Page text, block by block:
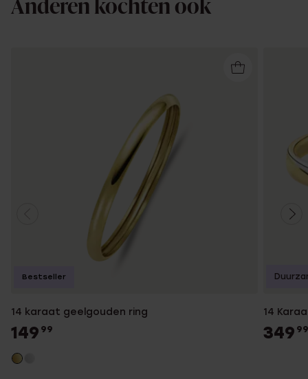
Anderen kochten ook
14 karaat geelgouden ring
149 99
Bestseller
14
349 99